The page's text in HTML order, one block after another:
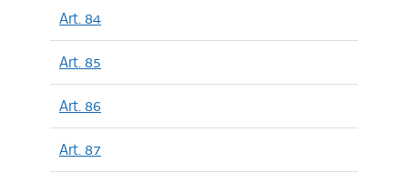
Art. 84
Art. 85
Art. 86
Art. 87